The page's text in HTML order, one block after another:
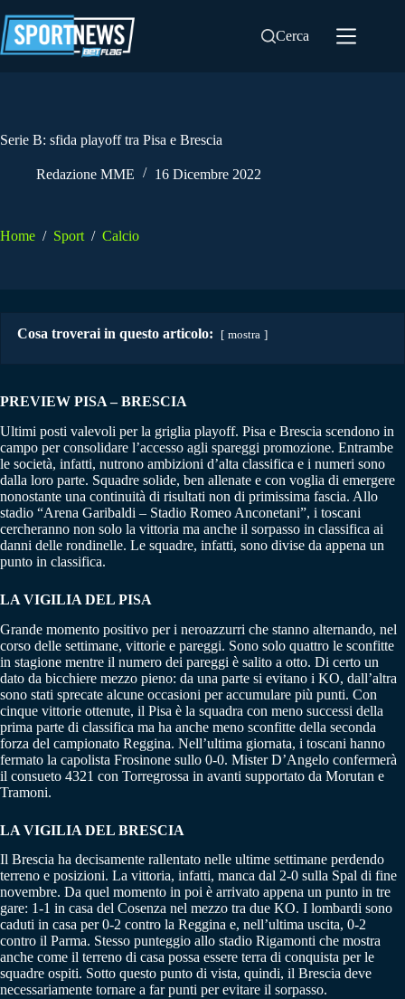
al
contenuto
Cerca
Serie B: sfida playoff tra Pisa e Brescia
Redazione MME 16 Dicembre 2022
Home / Sport / Calcio
Cosa troverai in questo articolo: mostra
PREVIEW PISA – BRESCIA
Ultimi posti valevoli per la griglia playoff. Pisa e Brescia scendono in
campo per consolidare l’accesso agli spareggi promozione. Entrambe
le società, infatti, nutrono ambizioni d’alta classifica e i numeri sono
dalla loro parte. Squadre solide, ben allenate e con voglia di emergere
nonostante una continuità di risultati non di primissima fascia. Allo
stadio “Arena Garibaldi – Stadio Romeo Anconetani”, i toscani
cercheranno non solo la vittoria ma anche il sorpasso in classifica ai
danni delle rondinelle. Le squadre, infatti, sono divise da appena un
punto in classifica.
LA VIGILIA DEL PISA
Grande momento positivo per i neroazzurri che stanno alternando, nel
corso delle settimane, vittorie e pareggi. Sono solo quattro le sconfitte
in stagione mentre il numero dei pareggi è salito a otto. Di certo un
dato da bicchiere mezzo pieno: da una parte si evitano i KO, dall’altra
sono stati sprecate alcune occasioni per accumulare più punti. Con
cinque vittorie ottenute, il Pisa è la squadra con meno successi della
prima parte di classifica ma ha anche meno sconfitte della seconda
forza del campionato Reggina. Nell’ultima giornata, i toscani hanno
fermato la capolista Frosinone sullo 0-0. Mister D’Angelo confermerà
il consueto 4321 con Torregrossa in avanti supportato da Morutan e
Tramoni.
LA VIGILIA DEL BRESCIA
Il Brescia ha decisamente rallentato nelle ultime settimane perdendo
terreno e posizioni. La vittoria, infatti, manca dal 2-0 sulla Spal di fine
novembre. Da quel momento in poi è arrivato appena un punto in tre
gare: 1-1 in casa del Cosenza nel mezzo tra due KO. I lombardi sono
caduti in casa per 0-2 contro la Reggina e, nell’ultima uscita, 0-2
contro il Parma. Stesso punteggio allo stadio Rigamonti che mostra
anche come il terreno di casa possa essere terra di conquista per le
squadre ospiti. Sotto questo punto di vista, quindi, il Brescia deve
necessariamente tornare a far punti per evitare il sorpasso.